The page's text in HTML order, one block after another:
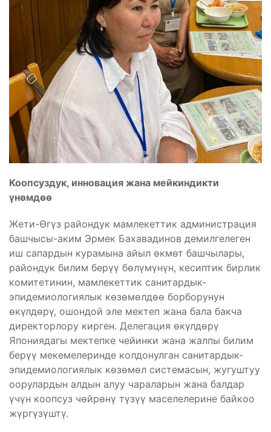
Коопсуздук, инновация жана мейкиндикти
үнөмдөө
Жети-Өгүз райондук мамлекеттик администрация
башчысы-аким Эрмек Бахавадинов демилгелеген
иш сапардын курамына айыл өкмөт башчылары,
райондук билим берүү бөлүмүнүн, кесиптик бирлик
комитетинин, мамлекеттик санитардык-
эпидемиологиялык көзөмөлдөө борборунун
өкүлдөрү, ошондой эле мектеп жана бала бакча
директорлору кирген. Делегация өкүлдөрү
Япониядагы мектепке чейинки жана жалпы билим
берүү мекемелеринде колдонулган санитардык-
эпидемиологиялык көзөмөл системасын, жугуштуу
оорулардын алдын алуу чараларын жана балдар
үчүн коопсуз чөйрөнү түзүү маселелерине байкоо
жүргүзүштү.